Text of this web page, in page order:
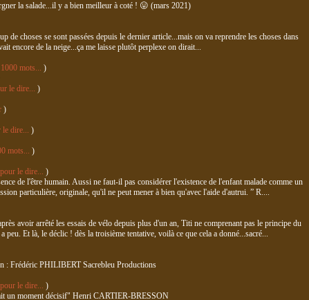
la salade...il y a bien meilleur à coté ! 😛 (mars 2021)
de choses se sont passées depuis le dernier article...mais on va reprendre les choses dans
encore de la neige...ça me laisse plutôt perplexe on dirait...
mots... )
le dire... )
)
le dire... )
mots... )
le dire... )
de l'être humain. Aussi ne faut-il pas considérer l'existence de l'enfant malade comme un
particulière, originale, qu'il ne peut mener à bien qu'avec l'aide d'autrui. ” R....
avoir arrêté les essais de vélo depuis plus d'un an, Titi ne comprenant pas le principe du
peu. Et là, le déclic ! dès la troisième tentative, voilà ce que cela a donné...sacré...
: Frédéric PHILIBERT Sacrebleu Productions
le dire... )
un moment décisif" Henri CARTIER-BRESSON